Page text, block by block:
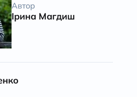
Автор
Ірина Магдиш